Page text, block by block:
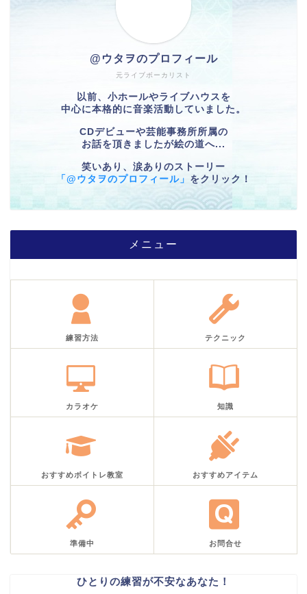
元ライブボーカリスト
@ウタヲのプロフィール
以前、小ホールやライブハウスを
中心に本格的に音楽活動していました。
CDデビューや芸能事務所所属の
お話を頂きましたが絵の道へ...
笑いあり、涙ありのストーリー
「@ウタヲのプロフィール」 をクリック！
メニュー
練習方法 テクニック
カラオケ 知識
おすすめボイトレ教室 おすすめアイテム
準備中 お問合せ
ひとりの練習が不安なあなた！